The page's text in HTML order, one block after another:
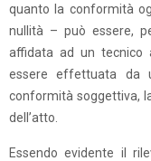
quanto la conformità
nullità – può essere,
affidata ad un tecnico
essere effettuata da
conformità soggettiva,
dell’atto.
Essendo evidente il